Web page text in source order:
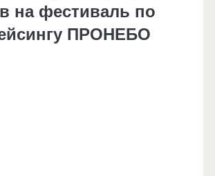
на фестиваль по
ПРОНЕБО